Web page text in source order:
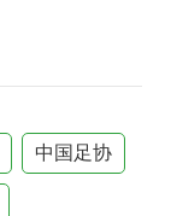
中国足协